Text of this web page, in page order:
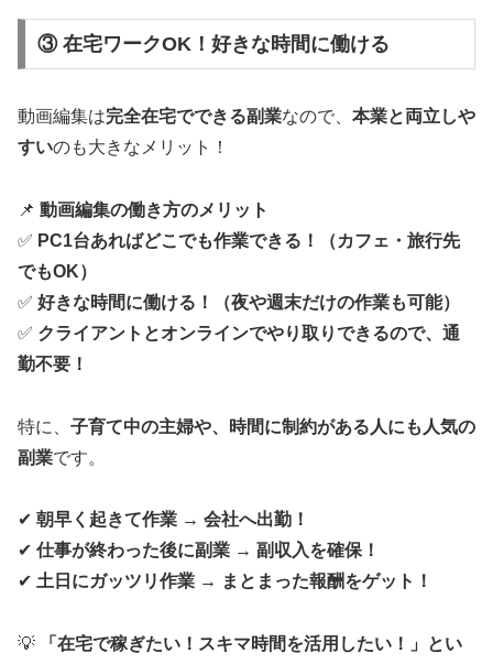
③ 在宅ワークOK！好きな時間に働ける
動画編集は完全在宅でできる副業なので、 本業と両立しや
すいのも大きなメリット！
📌 動画編集の働き方のメリット
✅ PC1台あればどこでも作業できる！（カフェ・旅行先
でもOK）
✅ 好きな時間に働ける！（夜や週末だけの作業も可能）
✅ クライアントとオンラインでやり取りできるので、通
勤不要！
特に、 子育て中の主婦や、時間に制約がある人にも人気の
副業です。
✔ 朝早く起きて作業 → 会社へ出勤！
✔ 仕事が終わった後に副業 → 副収入を確保！
✔ 土日にガッツリ作業 → まとまった報酬をゲット！
💡
「在宅で稼ぎたい！スキマ時間を活用したい！」とい